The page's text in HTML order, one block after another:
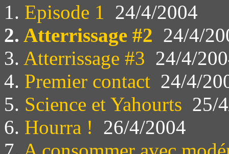
1. Episode 1
24/4/2004
2. Atterrissage #2 24/4/
3. Atterrissage #3 24/4/
4. Premier contact 24/4/
5. Science et Yahourts 25/
6. Hourra ! 26/4/2004